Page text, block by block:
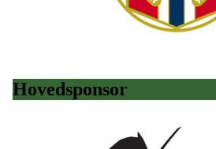
Hovedsponsor